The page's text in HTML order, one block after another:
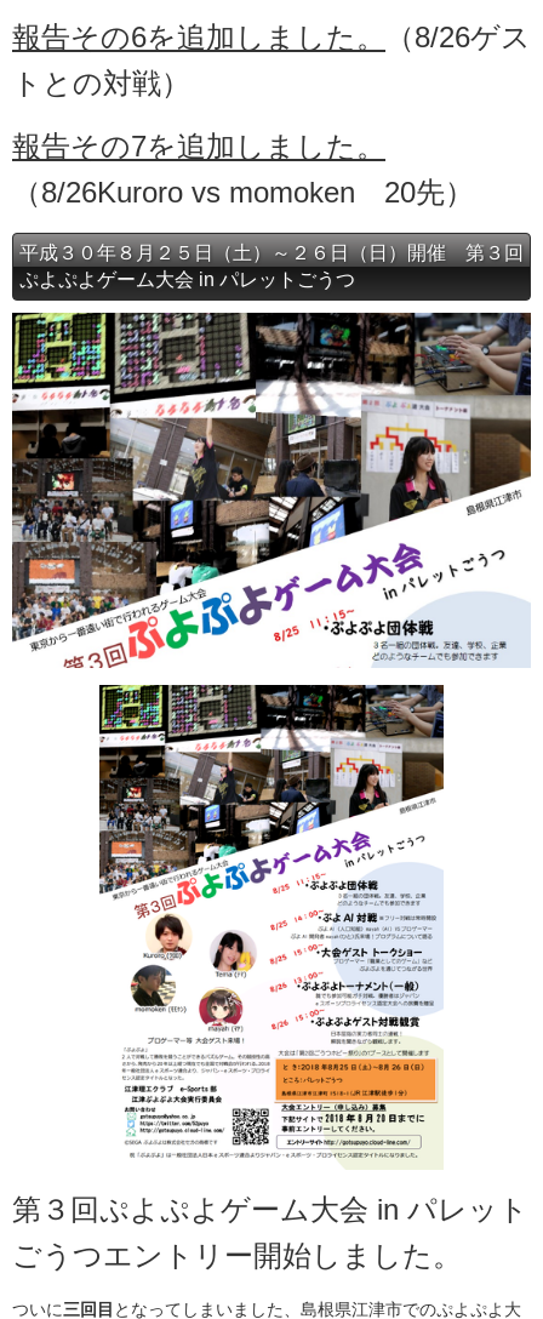
報告その6を追加しました。
（8/26ゲス
トとの対戦）
報告その7を追加しました。
（8/26Kuroro vs momoken 20先）
平成３０年８月２５日（土）～２６日（日）開催 第３回
ぷよぷよゲーム大会 in パレットごうつ
第３回ぷよぷよゲーム大会 in パレット
ごうつエントリー開始しました。
ついに三回目 となってしまいました、島根県江津市でのぷよぷよ大